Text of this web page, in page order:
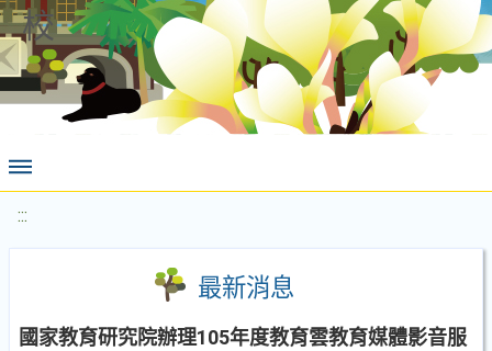
校
:::
最新消息
國家教育研究院辦理105年度教育雲教育媒體影音服